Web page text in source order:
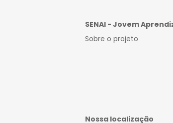
SENAI - Jovem
Sobre o projeto
Nossa localização